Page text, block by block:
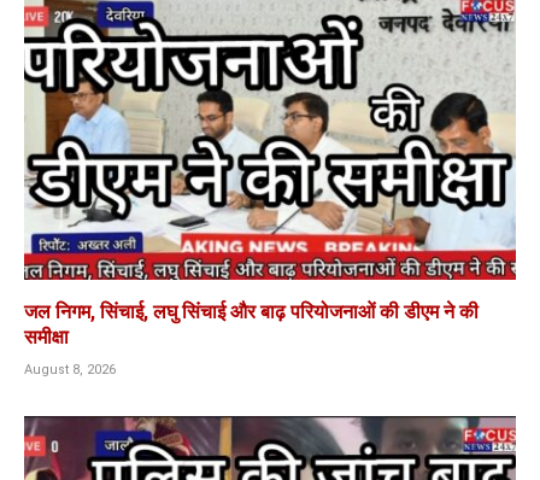
जल निगम, सिंचाई, लघु सिंचाई और बाढ़ परियोजनाओं की डीएम ने की
समीक्षा
August 8, 2026